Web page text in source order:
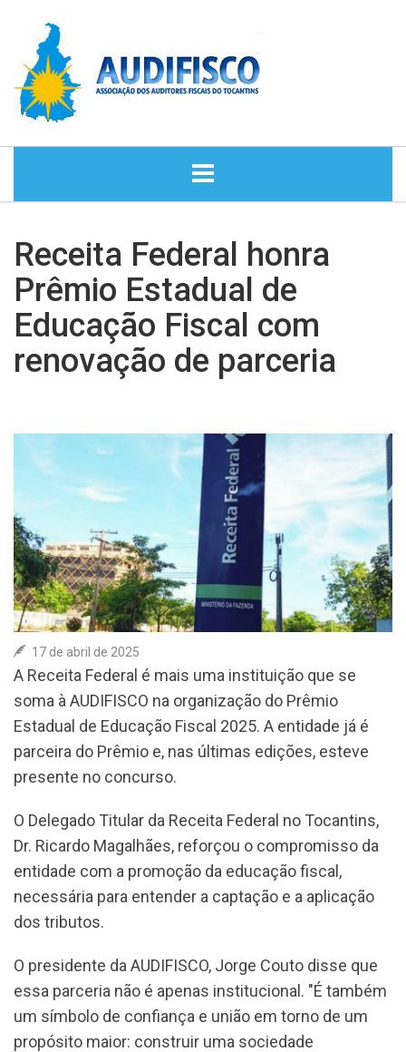
NOTÍCIAS
DIRETORIA
HISTÓRIA
ASSOCIE-SE
COLUNA SOCIAL
CONTATO
Receita Federal honra
Prêmio Estadual de
Educação Fiscal com
renovação de parceria
17 de abril de 2025
A Receita Federal é mais uma instituição que se
soma à AUDIFISCO na organização do Prêmio
Estadual de Educação Fiscal 2025. A entidade já é
parceira do Prêmio e, nas últimas edições, esteve
presente no concurso.
O Delegado Titular da Receita Federal no Tocantins,
Dr. Ricardo Magalhães, reforçou o compromisso da
entidade com a promoção da educação fiscal,
necessária para entender a captação e a aplicação
dos tributos.
O presidente da AUDIFISCO, Jorge Couto disse que
essa parceria não é apenas institucional. "É também
um símbolo de confiança e união em torno de um
propósito maior: construir uma sociedade